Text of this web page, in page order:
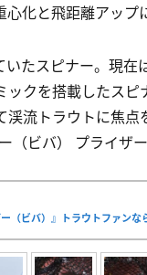
化と飛距離アップ
たスピナー。現在
クを搭載したスピ
流トラウトに焦
（ビバ） プライザ
（ビバ）』トラウトファンな